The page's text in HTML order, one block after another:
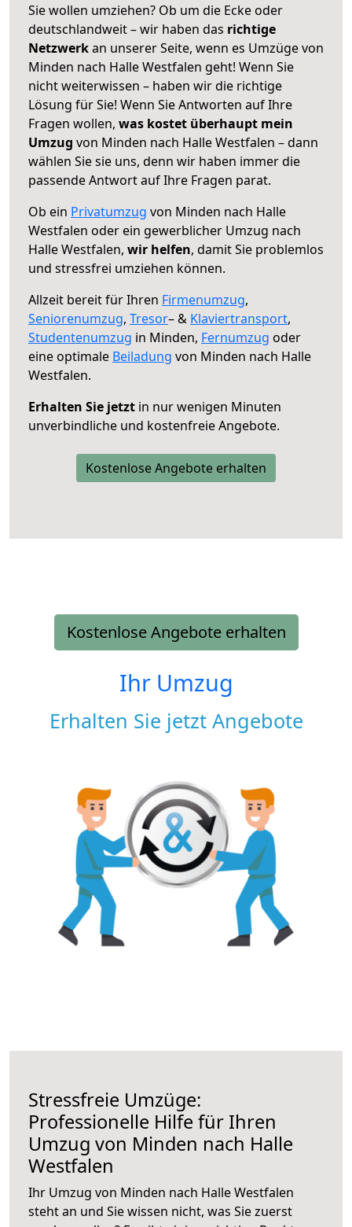
Sie wollen umziehen? Ob um die Ecke oder
deutschlandweit – wir haben das richtige
Netzwerkan unserer Seite, wenn es Umzüge von
Minden nach Halle Westfalen geht! Wenn Sie
nicht weiterwissen – haben wir die richtige
Lösung für Sie! Wenn Sie Antworten auf Ihre
Fragen wollen, was kostet überhaupt mein
Umzug von Minden nach Halle Westfalen – dann
wählen Sie sie uns, denn wir haben immer die
passende Antwort auf Ihre Fragen parat.
Ob ein Privatumzug von Minden nach Halle
Westfalen oder ein gewerblicher Umzug nach
Halle Westfalen, wir helfen, damit Sie problemlos
und stressfrei umziehen können.
Allzeit bereit für Ihren Firmenumzug,
Seniorenumzug, Tresor– & Klaviertransport,
Studentenumzug in Minden, Fernumzug oder
eine optimale Beiladung von Minden nach Halle
Westfalen.
Erhalten Sie jetzt in nur wenigen Minuten
unverbindliche und kostenfreie Angebote.
Kostenlose Angebote erhalten
Kostenlose Angebote erhalten
Ihr Umzug
Erhalten Sie jetzt Angebote
Stressfreie Umzüge:
Professionelle Hilfe für Ihren
Umzug von Minden nach Halle
Westfalen
Ihr Umzug von Minden nach Halle Westfalen
steht an und Sie wissen nicht, was Sie zuerst